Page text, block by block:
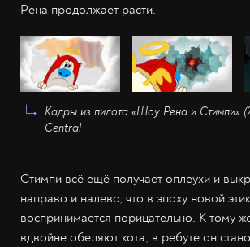
Рена продолжает расти.
Кадры из пилота «Шоу Рена и Стимпи»
Central
Стимпи всё ещё получает оплеухи и
направо и налево, что в эпоху новой
воспринимается порицательно. К тому
вдвойне обеляют кота, в ребуте он